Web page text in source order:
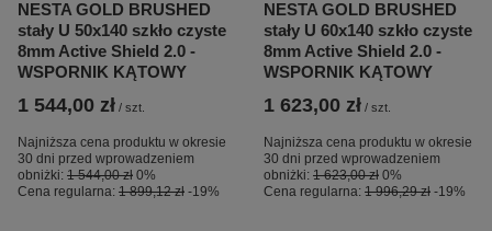
NESTA GOLD BRUSHED
stały U 50x140 szkło czyste
8mm Active Shield 2.0 -
WSPORNIK KĄTOWY
1 544,00 zł / szt.
Najniższa cena produktu w okresie
30 dni przed wprowadzeniem
obniżki: 1 544,00 zł 0%
Cena regularna: 1 899,12 zł -19%
NESTA GOLD BRUSHED
stały U 60x140 szkło czyste
8mm Active Shield 2.0 -
WSPORNIK KĄTOWY
1 623,00 zł / szt.
Najniższa cena produktu w okresie
30 dni przed wprowadzeniem
obniżki: 1 623,00 zł 0%
Cena regularna: 1 996,29 zł -19%